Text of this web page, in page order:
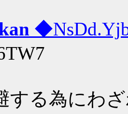
する為にわ